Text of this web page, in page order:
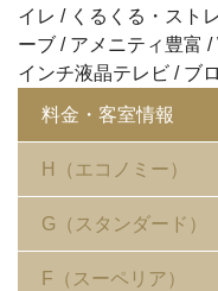
イレ / くるくる・スト
ーブ / アメニティ豊富
インチ液晶テレビ / ブ
料金・客室情報
H（エコノミー）
G（スタンダード）
F（スーペリア）